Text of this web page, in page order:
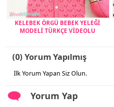
KELEBEK ÖRGÜ BEBEK YELEĞİ
MODELİ TÜRKÇE VİDEOLU
(0) Yorum Yapılmış
İlk Yorum Yapan Siz Olun.
Yorum Yap